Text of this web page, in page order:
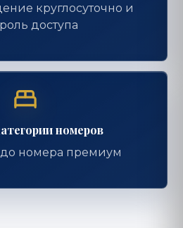
круглосуточно и
доступа
номеров
номера премиум